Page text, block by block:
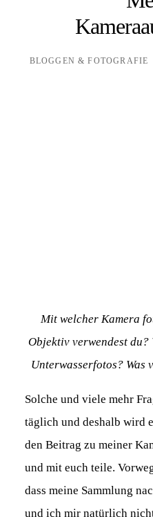
BLOGGEN & FOTOGRAFIE
Mit welcher Kamera
Objektiv verwendest du?
Unterwasserfotos? Was
Solche und viele mehr
täglich und deshalb wird
den Beitrag zu meiner
und mit euch teile.
dass meine Sammlung
und ich mir natürlich